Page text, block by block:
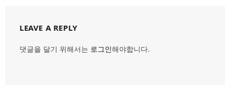
LEAVE A REPLY
댓글을 달기 위해서는 로그인해야합니다.